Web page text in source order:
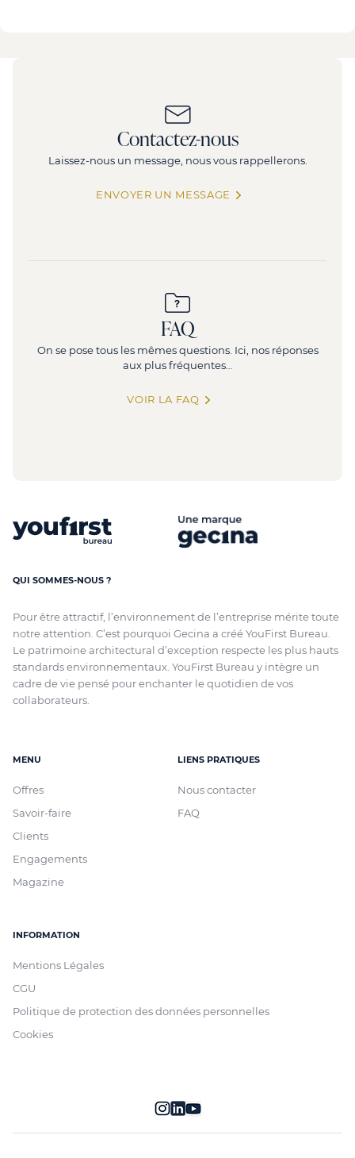
Contactez-nous
Laissez-nous un message, nous vous rappellerons.
ENVOYER UN MESSAGE
FAQ
On se pose tous les mêmes questions. Ici, nos réponses
aux plus fréquentes…
VOIR LA FAQ
QUI SOMMES-NOUS ?
Pour être attractif, l’environnement de l’entreprise mérite toute
notre attention. C’est pourquoi Gecina a créé YouFirst Bureau.
Le patrimoine architectural d’exception respecte les plus hauts
standards environnementaux. YouFirst Bureau y intègre un
cadre de vie pensé pour enchanter le quotidien de vos
collaborateurs.
MENU
Offres
Savoir-faire
Clients
Engagements
Magazine
LIENS PRATIQUES
Nous contacter
FAQ
INFORMATION
Mentions Légales
CGU
Politique de protection des données personnelles
Cookies